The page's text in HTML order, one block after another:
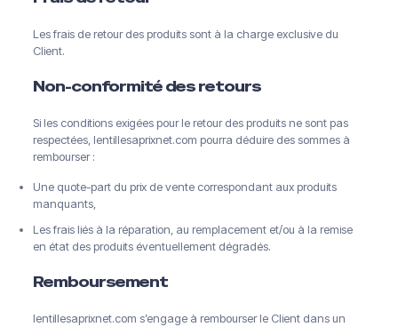
Les frais de retour des produits sont à la charge exclusive du
Client.
Non-conformité des retours
Si les conditions exigées pour le retour des produits ne sont pas
respectées, lentillesaprixnet.com pourra déduire des sommes à
rembourser :
Une quote-part du prix de vente correspondant aux produits
manquants,
Les frais liés à la réparation, au remplacement et/ou à la remise
en état des produits éventuellement dégradés.
Remboursement
lentillesaprixnet.com s’engage à rembourser le Client dans un